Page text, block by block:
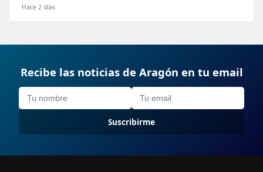
Hace 2 días
Recibe las noticias de Aragón en tu email
Suscribirme